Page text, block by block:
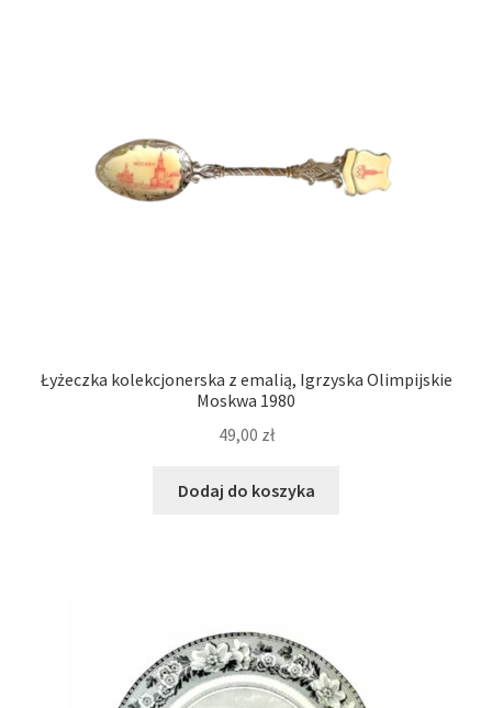
Łyżeczka kolekcjonerska z emalią, Igrzyska Olimpijskie
Moskwa 1980
49,00 zł
Dodaj do koszyka